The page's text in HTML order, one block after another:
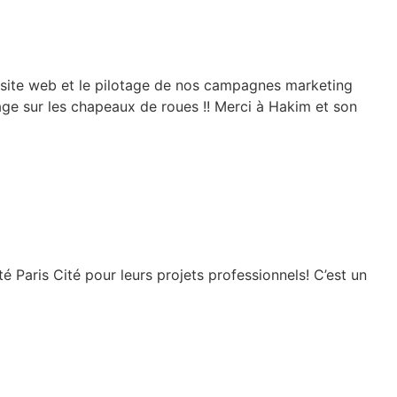
web et le pilotage de nos campagnes marketing
sur les chapeaux de roues !! Merci à Hakim et son
Paris Cité pour leurs projets professionnels! C’est un